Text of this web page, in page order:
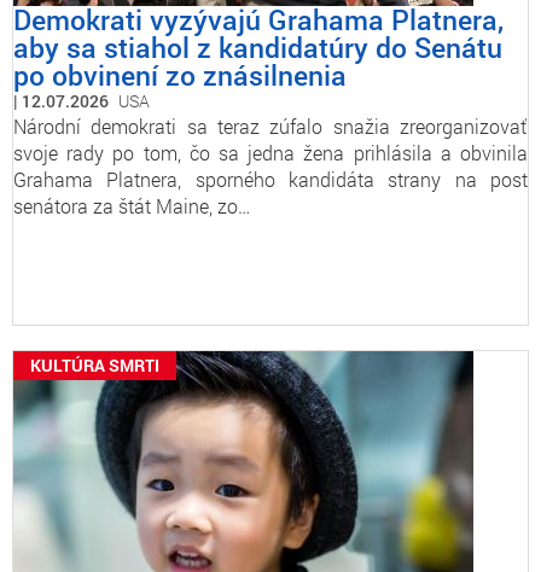
Demokrati vyzývajú Grahama Platnera,
aby sa stiahol z kandidatúry do Senátu
po obvinení zo znásilnenia
12.07.2026 USA
Národní demokrati sa teraz zúfalo snažia zreorganizovať
svoje rady po tom, čo sa jedna žena prihlásila a obvinila
Grahama Platnera, sporného kandidáta strany na post
senátora za štát Maine, zo…
KULTÚRA SMRTI